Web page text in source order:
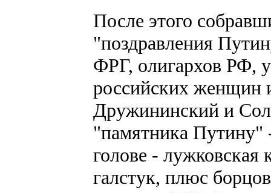
После этого
"поздравления
ФРГ, олигархов РФ,
российских женщин
Дружининский и
"памятника Путину"
голове -
галстук, плюс